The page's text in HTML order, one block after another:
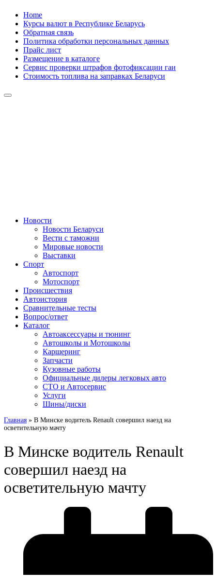
Skip
content
Home
Курсы валют в Республике Беларусь
Обратная связь
Политика обработки персональных данных
Прайс лист
Размещение в каталоге
Сервис проверки штрафов фотофиксации гаи
Стоимость топлива на заправках Беларуси
Сайт про автомобили
Новости
Новости Беларуси
Вести с таможни
Мировые новости
Выставки
Спорт
Автоспорт
Мотоспорт
Происшествия
Автоистория
Сравнительные тесты
Вопрос/ответ
Каталог
Автоакcессуары и тюнинг
Автошколы и Мотошколы
Каршеринг
Запчасти
Кузовные работы
Официальные дилеры легковых авто
СТО и Автосервис
Услуги
Шины/диски
Главная » В Минске водитель Renault совершил наезд на
осветительную мачту
В Минске водитель Renault
совершил наезд на
осветительную мачту